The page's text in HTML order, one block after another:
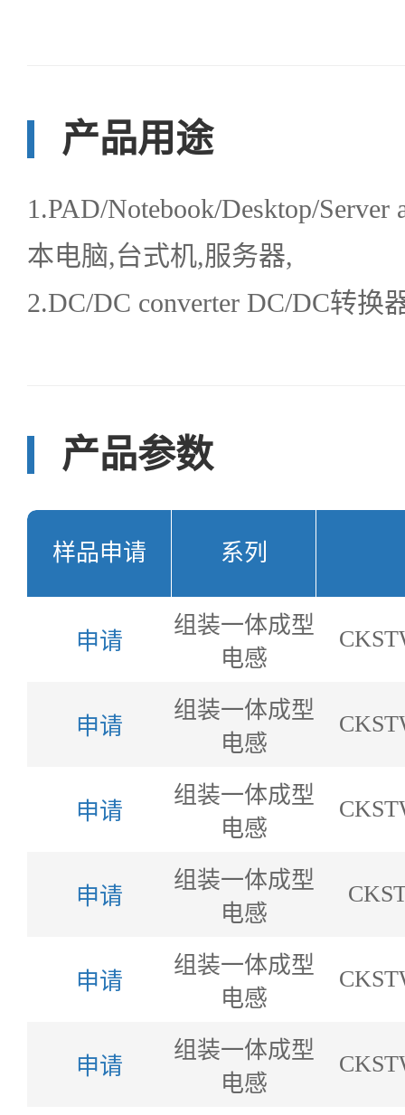
产品用途
1.PAD/Notebook/Desktop/Server
本电脑,台式机,服务器,
2.DC/DC converter DC/DC转换
产品参数
样品申请 系列
申请
组装一体成型
电感
申请
组装一体成型
电感
申请
组装一体成型
电感
申请
组装一体成型
电感
申请
组装一体成型
电感
申请
组装一体成型
电感